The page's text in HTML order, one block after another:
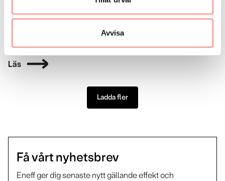
Avvisa
Ishallar: Energisparförslag
2023-06-19
Läs
Ladda fler
Få vårt nyhetsbrev
Eneff ger dig senaste nytt gällande effekt och